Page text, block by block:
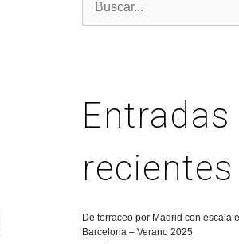
Entradas
recientes
De terraceo por Madrid con escala
Barcelona – Verano 2025